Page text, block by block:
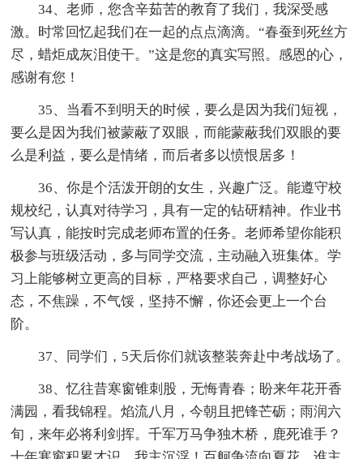
34、老师，您含辛茹苦的教育了我们，我深受感
激。时常回忆起我们在一起的点点滴滴。“春蚕到死丝方
尽，蜡炬成灰泪使干。”这是您的真实写照。感恩的心，
感谢有您！
35、当看不到明天的时候，要么是因为我们短视，
要么是因为我们被蒙蔽了双眼，而能蒙蔽我们双眼的要
么是利益，要么是情绪，而后者多以愤恨居多！
36、你是个活泼开朗的女生，兴趣广泛。能遵守校
规校纪，认真对待学习，具有一定的钻研精神。作业书
写认真，能按时完成老师布置的任务。老师希望你能积
极参与班级活动，多与同学交流，主动融入班集体。学
习上能够树立更高的目标，严格要求自己，调整好心
态，不焦躁，不气馁，坚持不懈，你还会更上一个台
阶。
37、同学们，5天后你们就该整装奔赴中考战场了。
38、忆往昔寒窗锥刺股，无悔青春；盼来年花开香
满园，看我锦程。焰流八月，今朝且把锋芒砺；雨润六
旬，来年必将利剑挥。千军万马争独木桥，鹿死谁手？